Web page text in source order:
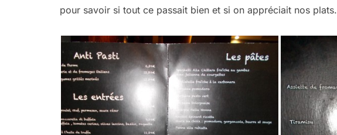
pour savoir si tout ce passait bien et si on appréciait nos plats.